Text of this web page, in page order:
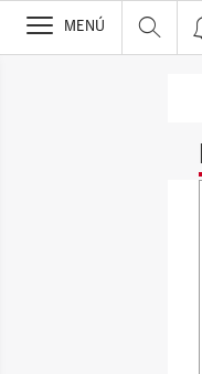
>
MENÚ